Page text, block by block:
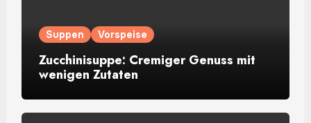
Suppen Vorspeise
Zucchinisuppe: Cremiger Genuss mit
wenigen Zutaten